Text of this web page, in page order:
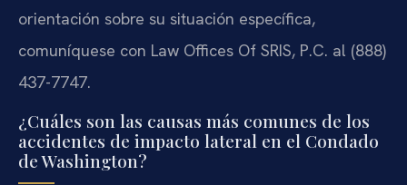
orientación sobre su situación específica,
comuníquese con Law Offices Of SRIS, P.C. al (888)
437-7747.
¿Cuáles son las causas más comunes de los
accidentes de impacto lateral en el Condado
de Washington?